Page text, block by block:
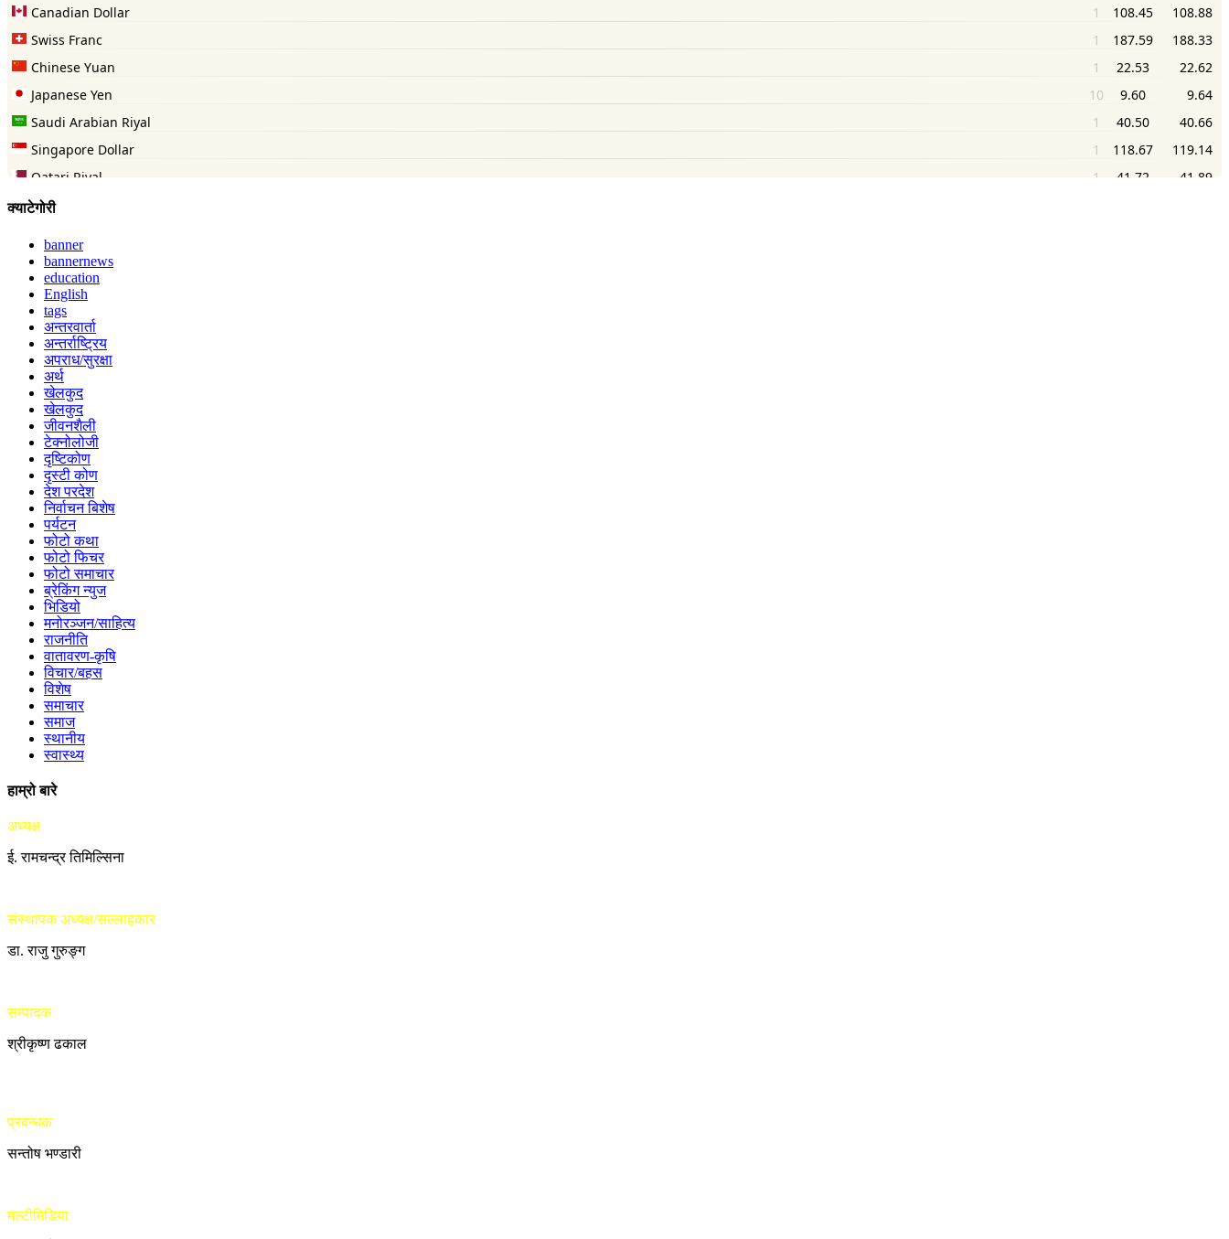
क्याटेगोरी
banner
bannernews
education
English
tags
अन्तरवार्ता
अन्तर्राष्ट्रिय
अपराध/सुरक्षा
अर्थ
खेलकुद
खेलकुद
जीवनशैली
टेक्नोलोजी
दृष्टिकोण
दृस्टी कोण
देश परदेश
निर्वाचन बिशेष
पर्यटन
फोटो कथा
फोटो फिचर
फोटो समाचार
ब्रेकिंग न्युज
भिडियो
मनोरञ्जन/साहित्य
राजनीति
वातावरण-कृषि
विचार/बहस
विशेष
समाचार
समाज
स्थानीय
स्वास्थ्य
हाम्रो बारे
अध्यक्ष
ई. रामचन्द्र तिमिल्सिना
संस्थापक अध्यक्ष/सल्लाहकार
डा. राजु गुरुङ्ग
सम्पादक
श्रीकृष्ण ढकाल
प्रबन्धक
सन्तोष भण्डारी
मल्टीमिडिया